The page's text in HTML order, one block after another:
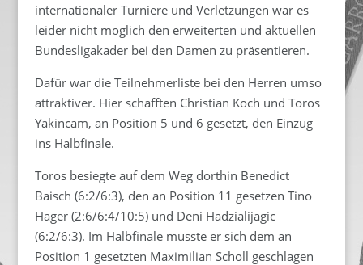
internationaler Turniere und Verletzungen war es
leider nicht möglich den erweiterten und aktuellen
Bundesligakader bei den Damen zu präsentieren.
Dafür war die Teilnehmerliste bei den Herren umso
attraktiver. Hier schafften Christian Koch und Toros
Yakincam, an Position 5 und 6 gesetzt, den Einzug
ins Halbfinale.
Toros besiegte auf dem Weg dorthin Benedict
Baisch (6:2/6:3), den an Position 11 gesetzen Tino
Hager (2:6/6:4/10:5) und Deni Hadzialijagic
(6:2/6:3). Im Halbfinale musste er sich dem an
Position 1 gesetzten Maximilian Scholl geschlagen